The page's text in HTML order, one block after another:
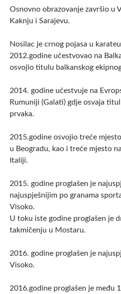
Osnovno obrazovanje završio u
Kaknju i Sarajevu.
Nosilac je crnog pojasa u
2012.godine učestvovao na
osvojio titulu balkanskog
2014. godine učestvuje na
Rumuniji (Galati) gdje osvaja
prvaka.
2015.godine osvojio treće
u Beogradu, kao i treće mjesto
Italiji.
2015. godine proglašen je
najuspješnijim po granama
Visoko.
U toku iste godine proglašen je
takmičenju u Mostaru.
2016. godine proglašen je
Visoko.
2016.godine proglašen je među